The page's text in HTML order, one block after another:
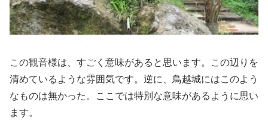
この観音様は、すごく意味があると思います。この辺りを
清めているような雰囲気です。逆に、鳥越城にはこのよう
なものは無かった。ここでは特別な意味があるように思い
ます。